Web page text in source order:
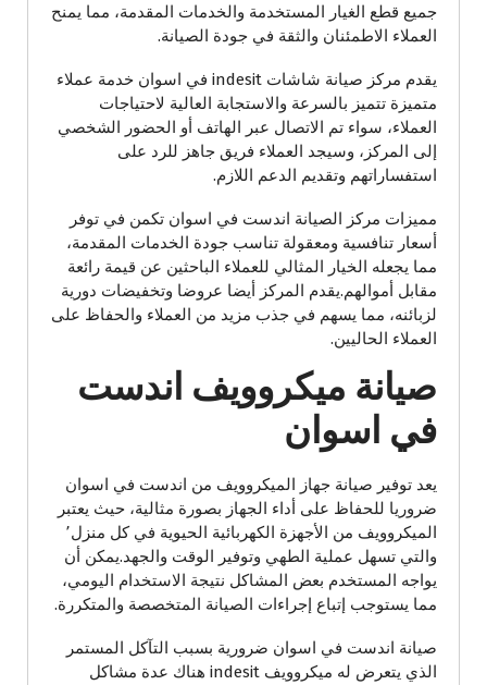
جميع قطع الغيار المستخدمة والخدمات المقدمة، مما يمنح
العملاء الاطمئنان والثقة في جودة الصيانة.
يقدم مركز صيانة شاشات indesit في اسوان خدمة عملاء
متميزة تتميز بالسرعة والاستجابة العالية لاحتياجات
العملاء، سواء تم الاتصال عبر الهاتف أو الحضور الشخصي
إلى المركز، وسيجد العملاء فريق جاهز للرد على
استفساراتهم وتقديم الدعم اللازم.
مميزات مركز الصيانة اندست في اسوان تكمن في توفر
أسعار تنافسية ومعقولة تناسب جودة الخدمات المقدمة،
مما يجعله الخيار المثالي للعملاء الباحثين عن قيمة رائعة
مقابل أموالهم.يقدم المركز أيضا عروضا وتخفيضات دورية
لزبائنه، مما يسهم في جذب مزيد من العملاء والحفاظ على
العملاء الحاليين.
صيانة ميكروويف اندست
في اسوان
يعد توفير صيانة جهاز الميكروويف من اندست في اسوان
ضروريا للحفاظ على أداء الجهاز بصورة مثالية، حيث يعتبر
الميكروويف من الأجهزة الكهربائية الحيوية في كل منزل٬
والتي تسهل عملية الطهي وتوفير الوقت والجهد.يمكن أن
يواجه المستخدم بعض المشاكل نتيجة الاستخدام اليومي،
مما يستوجب إتباع إجراءات الصيانة المتخصصة والمتكررة.
صيانة اندست في اسوان ضرورية بسبب التآكل المستمر
الذي يتعرض له ميكروويف indesit هناك عدة مشاكل